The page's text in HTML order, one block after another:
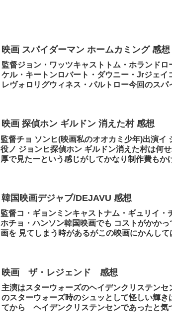
映画 スパイダーマン ホームカミング 感想
監督ジョン・ワッツキャストトム・ホランド
ケル・キートンロバート・ダウニー・Jrジェイ
レヴォロリグウィネス・パルトロー今回のス
映画 探偵ホン ギルドン 消えた村 感想
監督チョ ソンヒ(映画私のオオカミ少年)出演イ
役ノ ジョンヒ探偵ホン ギルドン消えた村は何
厚で見たーという感じがしてかなり制作費も
韓国映画デジャブ/DEJAVU 感想
監督コ・ギョンミンキャストナム・ギュリイ
ホチョ・ハンソン韓国映画でも コストがかか
画を 見てしまう時があるがこの映画にかんし
映画 ザ・レジェンド 感想
主演はスターウォーズのヘイデンクリステン
のスターウォーズ時のシュッとして怪しい輝
てから ヘイデンクリステンセンであったと気